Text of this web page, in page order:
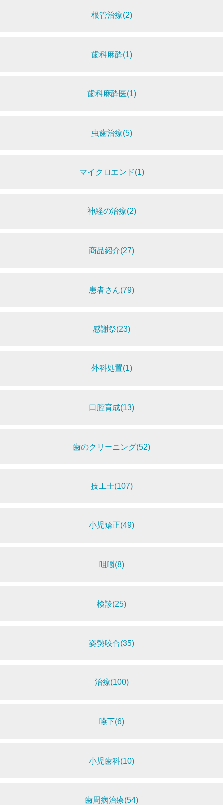
根管治療(2)
歯科麻酔(1)
歯科麻酔医(1)
虫歯治療(5)
マイクロエンド(1)
神経の治療(2)
商品紹介(27)
患者さん(79)
感謝祭(23)
外科処置(1)
口腔育成(13)
歯のクリーニング(52)
技工士(107)
小児矯正(49)
咀嚼(8)
検診(25)
姿勢咬合(35)
治療(100)
嚥下(6)
小児歯科(10)
歯周病治療(54)